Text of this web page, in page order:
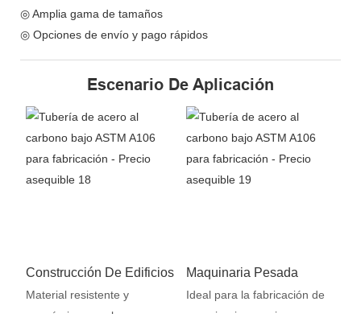
◎ Amplia gama de tamaños
◎ Opciones de envío y pago rápidos
Escenario De Aplicación
Construcción De Edificios
Material resistente y
Maquinaria Pesada
Ideal para la fabricación de